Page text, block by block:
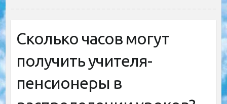
Сколько часов могут
получить учителя-
пенсионеры в